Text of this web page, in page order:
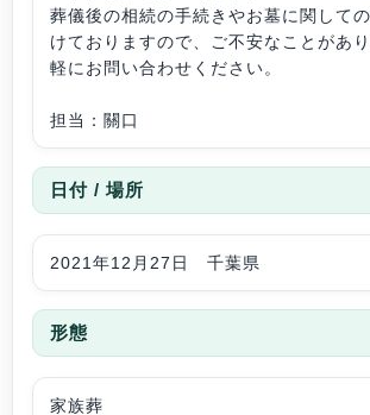
葬儀後の相続の手続きやお墓に関して
けておりますので、ご不安なことがあ
軽にお問い合わせください。
担当：關口
日付 / 場所
2021年12月27日 千葉県
形態
家族葬